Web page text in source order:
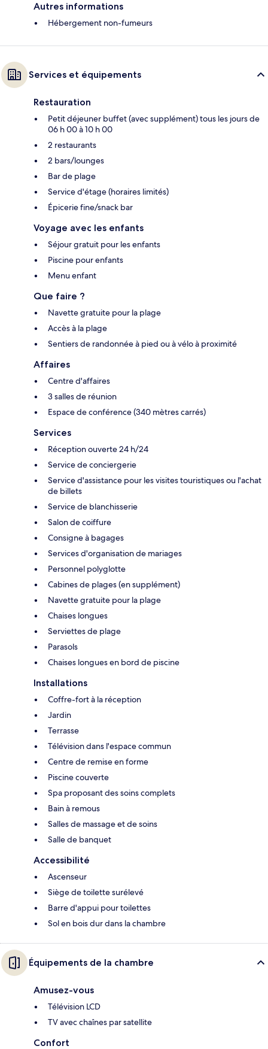
Autres informations
Hébergement non-fumeurs
Services et équipements
Restauration
Petit déjeuner buffet (avec supplément) tous les jours de
06 h 00 à 10 h 00
2 restaurants
2 bars/lounges
Bar de plage
Service d'étage (horaires limités)
Épicerie fine/snack bar
Voyage avec les enfants
Séjour gratuit pour les enfants
Piscine pour enfants
Menu enfant
Que faire ?
Navette gratuite pour la plage
Accès à la plage
Sentiers de randonnée à pied ou à vélo à proximité
Affaires
Centre d'affaires
3 salles de réunion
Espace de conférence (340 mètres carrés)
Services
Réception ouverte 24 h/24
Service de conciergerie
Service d'assistance pour les visites touristiques ou l'achat
de billets
Service de blanchisserie
Salon de coiffure
Consigne à bagages
Services d'organisation de mariages
Personnel polyglotte
Cabines de plages (en supplément)
Navette gratuite pour la plage
Chaises longues
Serviettes de plage
Parasols
Chaises longues en bord de piscine
Installations
Coffre-fort à la réception
Jardin
Terrasse
Télévision dans l'espace commun
Centre de remise en forme
Piscine couverte
Spa proposant des soins complets
Bain à remous
Salles de massage et de soins
Salle de banquet
Accessibilité
Ascenseur
Siège de toilette surélevé
Barre d'appui pour toilettes
Sol en bois dur dans la chambre
Équipements de la chambre
Amusez-vous
Télévision LCD
TV avec chaînes par satellite
Confort